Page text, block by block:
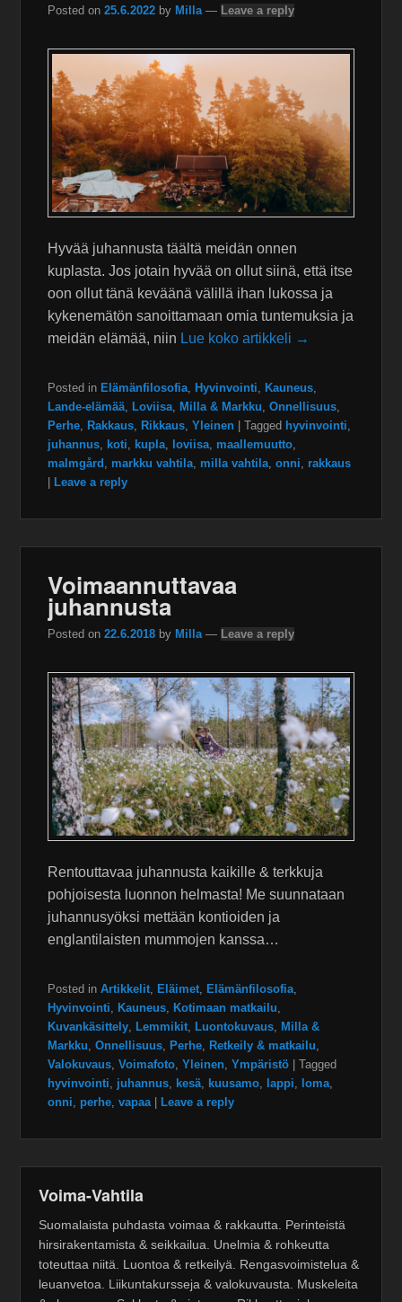
Posted on25.6.2022 by Milla — Leave a reply
Hyvää juhannusta täältä meidän onnen
kuplasta. Jos jotain hyvää on ollut siinä, että itse
oon ollut tänä keväänä välillä ihan lukossa ja
kykenemätön sanoittamaan omia tuntemuksia ja
meidän elämää, niin Lue koko artikkeli →
Posted in Elämänfilosofia, Hyvinvointi, Kauneus,
Lande-elämää, Loviisa, Milla & Markku,Onnellisuus,
Perhe, Rakkaus, Rikkaus,Yleinen |Tagged hyvinvointi,
juhannus, koti, kupla, loviisa, maallemuutto,
malmgård , markku vahtila, milla vahtila,onni, rakkaus
Leave a reply
Voimaannuttavaa
juhannusta
Posted on22.6.2018 by Milla — Leave a reply
Rentouttavaa juhannusta kaikille & terkkuja
pohjoisesta luonnon helmasta! Me suunnataan
juhannusyöksi mettään kontioiden ja
englantilaisten mummojen kanssa…
Posted in Artikkelit, Eläimet, Elämänfilosofia,
Hyvinvointi, Kauneus, Kotimaan matkailu,
Kuvankäsittely, Lemmikit, Luontokuvaus, Milla &
Markku,Onnellisuus, Perhe, Retkeily & matkailu,
Valokuvaus,Voimafoto,Yleinen,Ympäristö |Tagged
hyvinvointi, juhannus, kesä, kuusamo, lappi, loma,
onni, perhe,vapaa Leave a reply
Voima-Vahtila
Suomalaista puhdasta voimaa & rakkautta. Perinteistä
hirsirakentamista & seikkailua. Unelmia & rohkeutta
toteuttaa niitä. Luontoa & retkeilyä. Rengasvoimistelua &
leuanvetoa. Liikuntakursseja & valokuvausta. Muskeleita